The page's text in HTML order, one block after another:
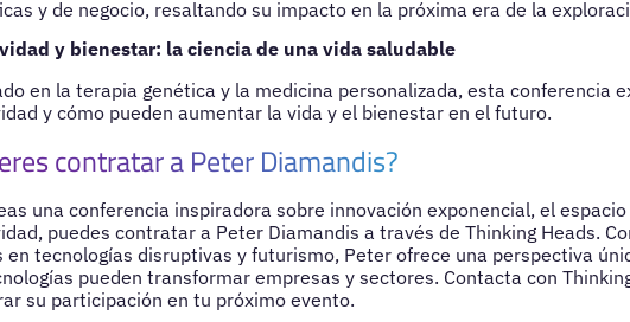
y de negocio, resaltando su impacto en la próxima era de la
y bienestar: la ciencia de una vida saludable
en la terapia genética y la medicina personalizada, esta conferencia
y cómo pueden aumentar la vida y el bienestar en el futuro.
contratar a Peter Diamandis?
una conferencia inspiradora sobre innovación exponencial, el
puedes contratar a Peter Diamandis a través de Thinking Heads.
en tecnologías disruptivas y futurismo, Peter ofrece una perspectiva
pueden transformar empresas y sectores. Contacta con
su participación en tu próximo evento.